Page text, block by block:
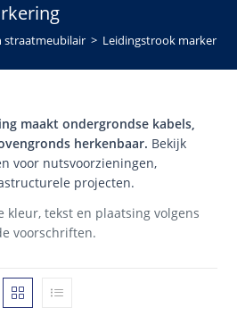
straatmeubilair > Leidingstrook markering
maakt ondergrondse kabels,
herkenbaar. Bekijk
voor nutsvoorzieningen,
projecten.
kleur, tekst en plaatsing volgens
voorschriften.